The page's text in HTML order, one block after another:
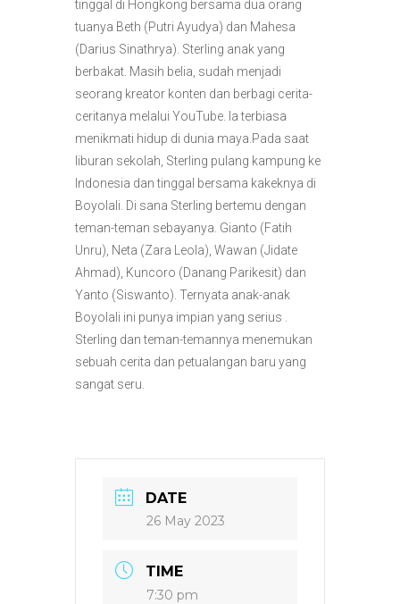
tinggal di Hongkong bersama dua orang
tuanya Beth (Putri Ayudya) dan Mahesa
(Darius Sinathrya). Sterling anak yang
berbakat. Masih belia, sudah menjadi
seorang kreator konten dan berbagi cerita-
ceritanya melalui YouTube. Ia terbiasa
menikmati hidup di dunia maya.Pada saat
liburan sekolah, Sterling pulang kampung ke
Indonesia dan tinggal bersama kakeknya di
Boyolali. Di sana Sterling bertemu dengan
teman-teman sebayanya. Gianto (Fatih
Unru), Neta (Zara Leola), Wawan (Jidate
Ahmad), Kuncoro (Danang Parikesit) dan
Yanto (Siswanto). Ternyata anak-anak
Boyolali ini punya impian yang serius .
Sterling dan teman-temannya menemukan
sebuah cerita dan petualangan baru yang
sangat seru.
DATE
26 May 2023
TIME
7:30 pm